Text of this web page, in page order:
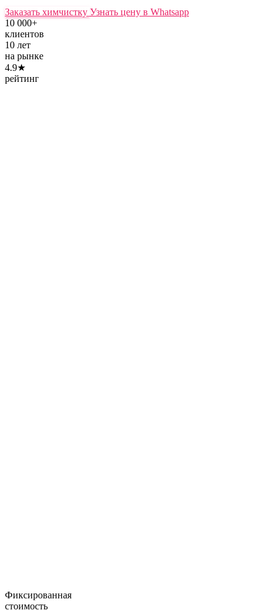
Заказать химчистку Узнать цену в Whatsapp
10 000+
клиентов
10 лет
на рынке
4.9★
рейтинг
Фиксированная
стоимость